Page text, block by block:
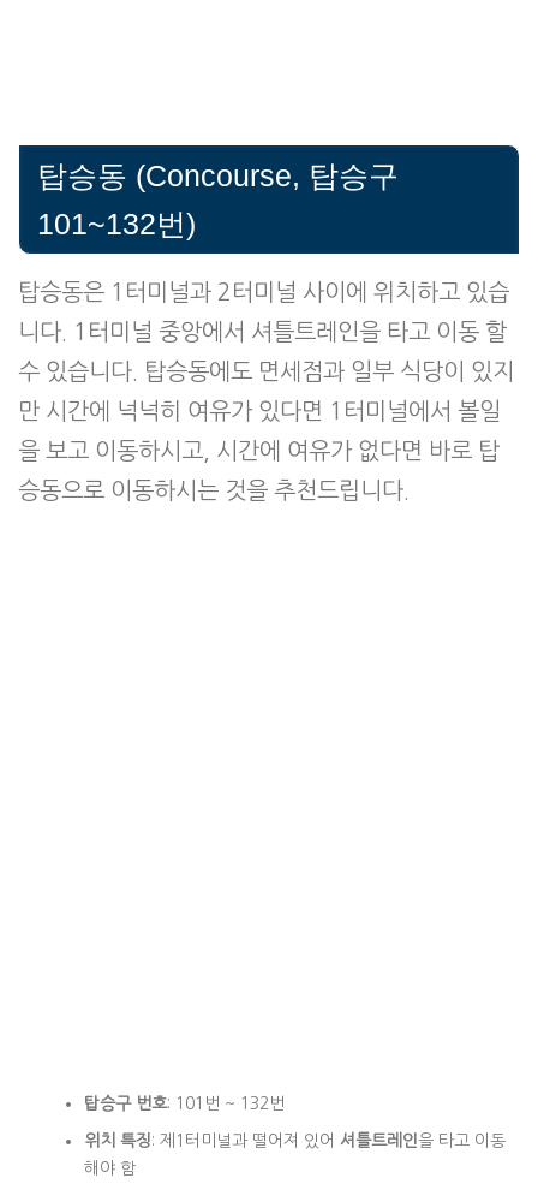
탑승동 (Concourse, 탑승구
101~132번)
탑승동은 1터미널과 2터미널 사이에 위치하고 있습
니다. 1터미널 중앙에서 셔틀트레인을 타고 이동 할
수 있습니다. 탑승동에도 면세점과 일부 식당이 있지
만 시간에 넉넉히 여유가 있다면 1터미널에서 볼일
을 보고 이동하시고, 시간에 여유가 없다면 바로 탑
승동으로 이동하시는 것을 추천드립니다.
탑승구 번호: 101번 ~ 132번
위치 특징: 제1터미널과 떨어져 있어 셔틀트레인을 타고 이동
해야 함